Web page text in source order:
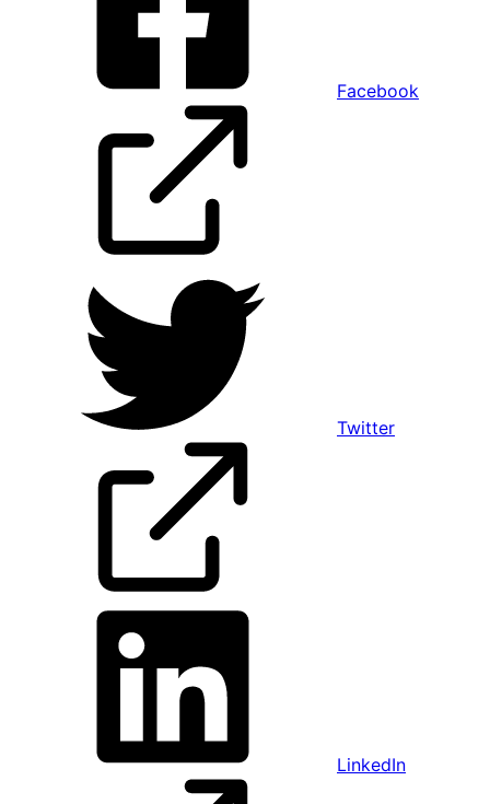
Facebook
Twitter
LinkedIn